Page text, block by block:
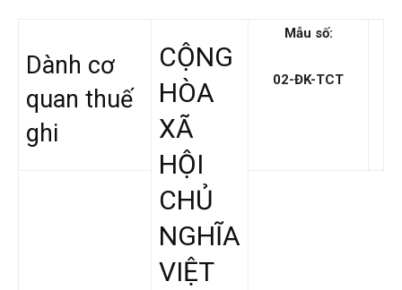
Dành cơ
quan thuế
ghi
CỘNG
HÒA
XÃ
HỘI
CHỦ
NGHĨA
VIỆT
Mẫu số:
02-ĐK-TCT